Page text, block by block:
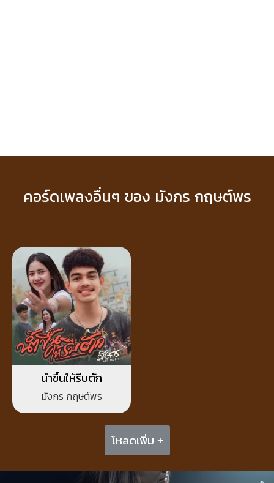
คอร์ดเพลงอื่นๆ ของ มังกร กฤษต์พร
น้ำขึ้นให้รีบตัก
มังกร กฤษต์พร
โหลดเพิ่ม +